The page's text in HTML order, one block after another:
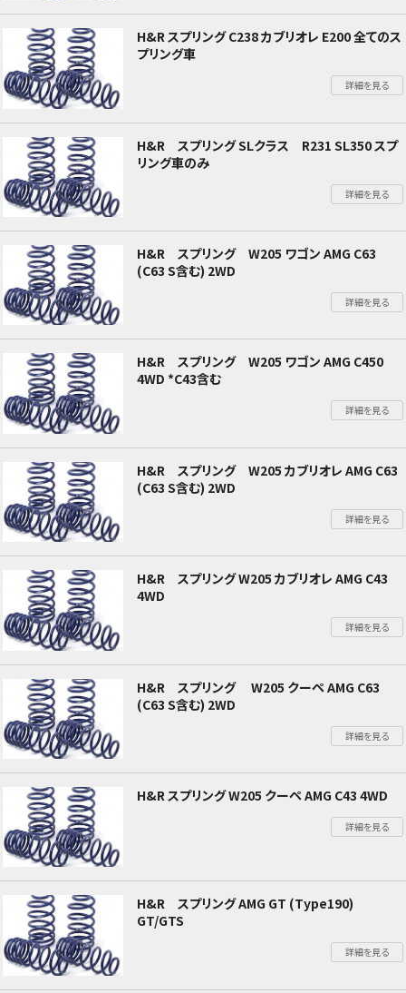
H&R スプリング C238 カブリオレ E200 全てのス
プリング車
詳細を見る
H&R スプリング SLクラス R231 SL350 スプ
リング車のみ
詳細を見る
H&R スプリング W205 ワゴン AMG C63
(C63 S含む) 2WD
詳細を見る
H&R スプリング W205 ワゴン AMG C450
4WD *C43含む
詳細を見る
H&R スプリング W205 カブリオレ AMG C63
(C63 S含む) 2WD
詳細を見る
H&R スプリング W205 カブリオレ AMG C43
4WD
詳細を見る
H&R スプリング W205 クーペ AMG C63
(C63 S含む) 2WD
詳細を見る
H&R スプリング W205 クーペ AMG C43 4WD
詳細を見る
H&R スプリング AMG GT (Type190)
GT/GTS
詳細を見る